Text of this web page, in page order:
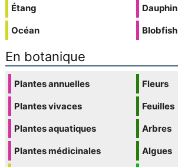
Étang
Océan
Dauphin
Blobfish
En botanique
Plantes annuelles
Plantes vivaces
Plantes aquatiques
Plantes médicinales
Fleurs
Feuilles
Arbres
Algues